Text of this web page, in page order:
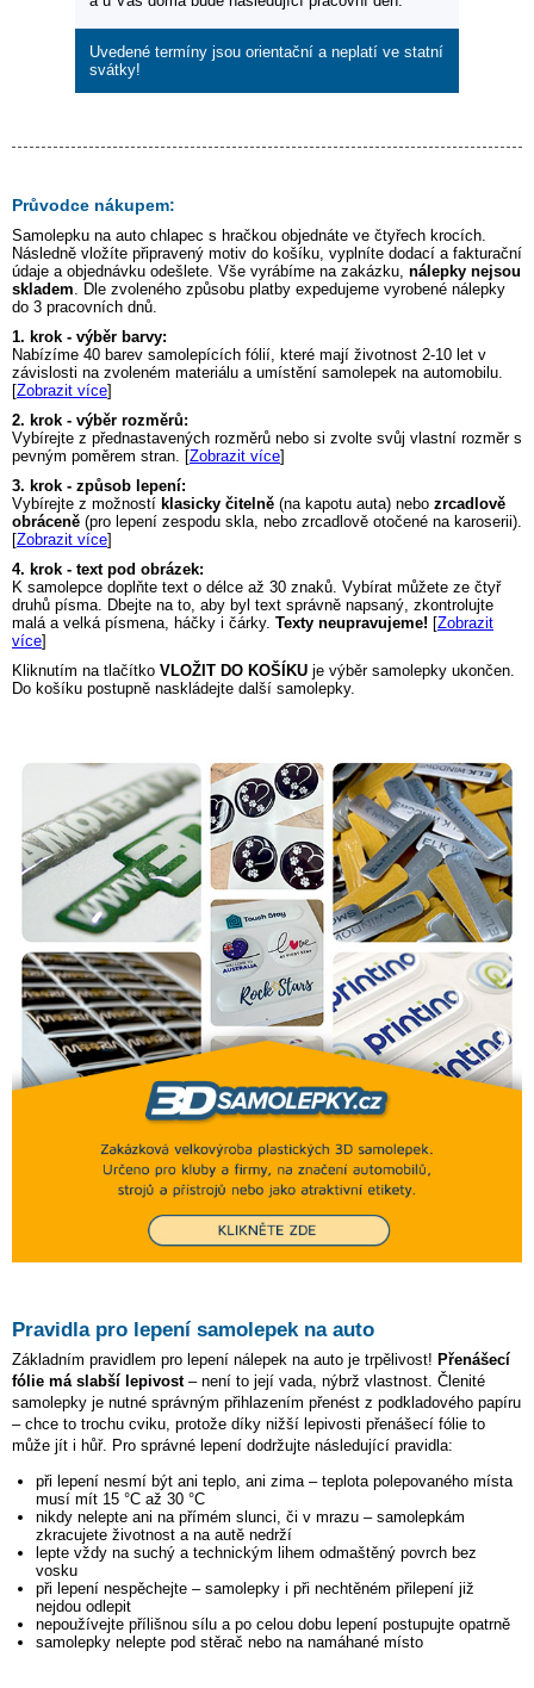
Uvedené termíny jsou orientační a neplatí ve statní
svátky!
Průvodce nákupem:
Samolepku na auto chlapec s hračkou objednáte ve čtyřech krocích.
Následně vložíte připravený motiv do košíku, vyplníte dodací a fakturační
údaje a objednávku odešlete. Vše vyrábíme na zakázku, nálepky nejsou
skladem . Dle zvoleného způsobu platby expedujeme vyrobené nálepky
do 3 pracovních dnů.
1. krok - výběr barvy:
Nabízíme 40 barev samolepících fólií, které mají životnost 2-10 let v
závislosti na zvoleném materiálu a umístění samolepek na automobilu.
[Zobrazit více]
2. krok - výběr rozměrů:
Vybírejte z přednastavených rozměrů nebo si zvolte svůj vlastní rozměr s
pevným poměrem stran. [Zobrazit více]
3. krok - způsob lepení:
Vybírejte z možností klasicky čitelně (na kapotu auta) nebo zrcadlově
obráceně (pro lepení zespodu skla, nebo zrcadlově otočené na karoserii).
[Zobrazit více]
4. krok - text pod obrázek:
K samolepce doplňte text o délce až 30 znaků. Vybírat můžete ze čtyř
druhů písma. Dbejte na to, aby byl text správně napsaný, zkontrolujte
malá a velká písmena, háčky i čárky. Texty neupravujeme! [Zobrazit
více]
Kliknutím na tlačítko VLOŽIT DO KOŠÍKU je výběr samolepky ukončen.
Do košíku postupně naskládejte další samolepky.
Pravidla pro lepení samolepek na auto
Základním pravidlem pro lepení nálepek na auto je trpělivost! Přenášecí
fólie má slabší lepivost– není to její vada, nýbrž vlastnost. Členité
samolepky je nutné správným přihlazením přenést z podkladového papíru
– chce to trochu cviku, protože díky nižší lepivosti přenášecí fólie to
může jít i hůř. Pro správné lepení dodržujte následující pravidla:
při lepení nesmí být ani teplo, ani zima – teplota polepovaného místa
musí mít 15 °C až 30 °C
nikdy nelepte ani na přímém slunci, či v mrazu – samolepkám
zkracujete životnost a na autě nedrží
lepte vždy na suchý a technickým lihem odmaštěný povrch bez
vosku
při lepení nespěchejte – samolepky i při nechtěném přilepení již
nejdou odlepit
nepoužívejte přílišnou sílu a po celou dobu lepení postupujte opatrně
samolepky nelepte pod stěrač nebo na namáhané místo